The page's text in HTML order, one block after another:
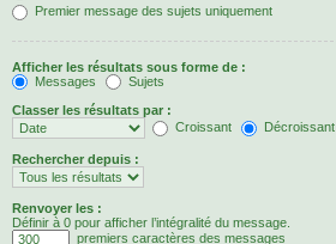
Premier message des sujets uniquement
Afficher les résultats sous forme de :
Messages
Sujets
Classer les résultats par :
Croissant
Décroissant
Rechercher depuis :
Renvoyer les :
Définir à 0 pour afficher l’intégralité du message.
premiers caractères des messages